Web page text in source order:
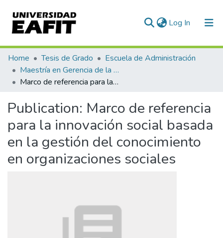
Log In (current)
Communities & Collections
All of DSpace
Home Tesis de Grado
Escuela de Administración
Maestría en Gerencia de la Innovación y el Conocimiento (tesis)
Marco de referencia para la innovación social basada en la gestión del conocimiento en organizaciones sociales
Publication: Marco de referencia
para la innovación social basada
en la gestión del conocimiento
en organizaciones sociales